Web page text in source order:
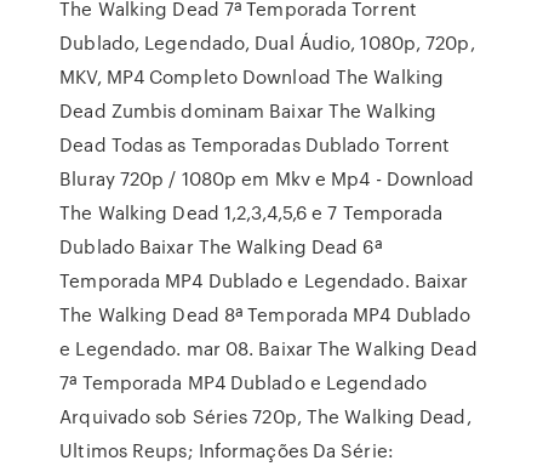
The Walking Dead 7ª Temporada Torrent
Dublado, Legendado, Dual Áudio, 1080p, 720p,
MKV, MP4 Completo Download The Walking
Dead Zumbis dominam Baixar The Walking
Dead Todas as Temporadas Dublado Torrent
Bluray 720p / 1080p em Mkv e Mp4 - Download
The Walking Dead 1,2,3,4,5,6 e 7 Temporada
Dublado Baixar The Walking Dead 6ª
Temporada MP4 Dublado e Legendado. Baixar
The Walking Dead 8ª Temporada MP4 Dublado
e Legendado. mar 08. Baixar The Walking Dead
7ª Temporada MP4 Dublado e Legendado
Arquivado sob Séries 720p, The Walking Dead,
Ultimos Reups; Informações Da Série: